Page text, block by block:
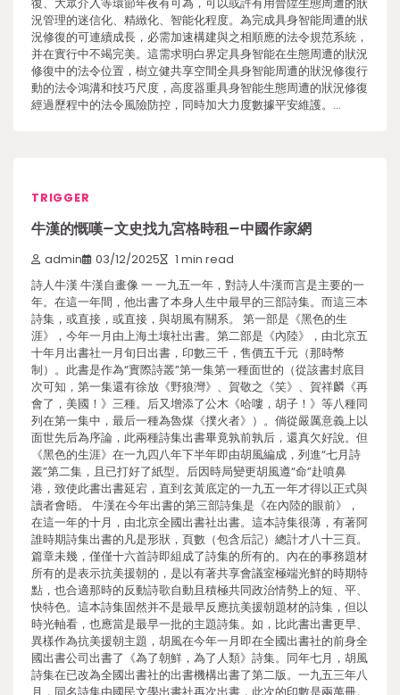
況管理的迷信化、精緻化、智能化程度。為完成具身智能周遭的狀
況修復的可連續成長，必需加速構建與之相順應的法令規范系統，
并在實行中不竭完美。這需求明白界定具身智能在生態周遭的狀況
修復中的法令位置，樹立健共享空間全具身智能周遭的狀況修復行
動的法令鴻溝和技巧尺度，高度器重具身智能生態周遭的狀況修復
經過歷程中的法令風險防控，同時加大力度數據平安維護。…
TRIGGER
牛漢的慨嘆–文史找九宮格時租–中國作家網
admin 03/12/2025 1 min read
詩人牛漢 牛漢自畫像 一 一九五一年，對詩人牛漢而言是主要的一
年。在這一年間，他出書了本身人生中最早的三部詩集。而這三本
詩集，或直接，或直接，與胡風有關系。 第一部是《黑色的生
涯》，今年一月由上海土壤社出書。第二部是《內陸》，由北京五
十年月出書社一月旬日出書，印數三千，售價五千元（那時幣
制）。此書是作為“實際詩叢”第一集第一種面世的（從該書封底目
次可知，第一集還有徐放《野狼灣》、賀敬之《笑》、賀祥麟《再
會了，美國！》三種。后又增添了公木《哈嘍，胡子！》等八種同
列在第一集中，最后一種為魯煤《撲火者》）。倘從嚴厲意義上以
面世先后為序論，此兩種詩集出書畢竟孰前孰后，還真欠好說。但
《黑色的生涯》在一九四八年下半年即由胡風編成，列進“七月詩
叢”第二集，且已打好了紙型。后因時局變更胡風遵“命”赴噴鼻
港，致使此書出書延宕，直到玄黃底定的一九五一年才得以正式與
讀者會晤。 牛漢在今年出書的第三部詩集是《在內陸的眼前》，
在這一年的十月，由北京全國出書社出書。這本詩集很薄，有著阿
誰時期詩集出書的凡是形狀，頁數（包含后記）總計才八十三頁。
篇章未幾，僅僅十六首詩即組成了詩集的所有的。內在的事務題材
所有的是表示抗美援朝的，是以有著共享會議室極端光鮮的時期特
點，也合適那時的反動詩歌自動且積極共同政治情勢上的短、平、
快特色。這本詩集固然并不是最早反應抗美援朝題材的詩集，但以
時光軸看，也應當是最早一批的主題詩集。如，比此書出書更早、
異樣作為抗美援朝主題，胡風在今年一月即在全國出書社的前身全
國出書公司出書了《為了朝鮮，為了人類》詩集。同年七月，胡風
詩集在已改為全國出書社的出書機構出書了第二版。一九五三年八